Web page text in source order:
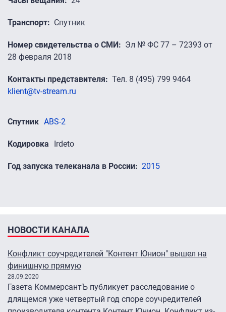
Транспорт Спутник
Номер свидетельства о СМИ
Эл № ФС 77 – 72393 от
28 февраля 2018
Контакты представителя
Тел. 8 (495) 799 9464
klient@tv-stream.ru
Спутник ABS-2
Кодировка Irdeto
Год запуска телеканала в России 2015
НОВОСТИ КАНАЛА
Конфликт соучредителей "Контент Юнион" вышел на
финишную прямую
28.09.2020
Газета КоммерсантЪ публикует расследование о
длящемся уже четвертый год споре соучредителей